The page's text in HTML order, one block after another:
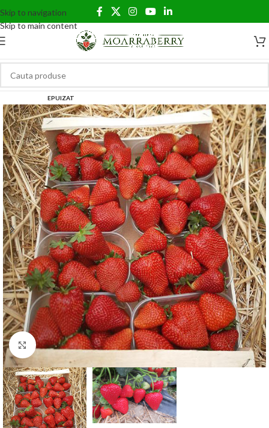
Skip to navigation
Skip to main content
EPUIZAT
Click to enlarge